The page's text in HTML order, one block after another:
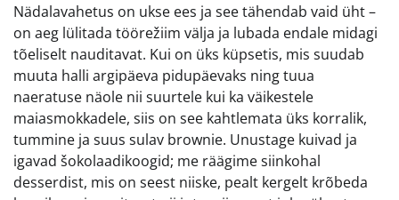
Nädalavahetus on ukse ees ja see tähendab vaid üht –
on aeg lülitada töörežiim välja ja lubada endale midagi
tõeliselt nauditavat. Kui on üks küpsetis, mis suudab
muuta halli argipäeva pidupäevaks ning tuua
naeratuse näole nii suurtele kui ka väikestele
maiasmokkadele, siis on see kahtlemata üks korralik,
tummine ja suus sulav brownie. Unustage kuivad ja
igavad šokolaadikoogid; me räägime siinkohal
desserdist, mis on seest niiske, pealt kergelt krõbeda